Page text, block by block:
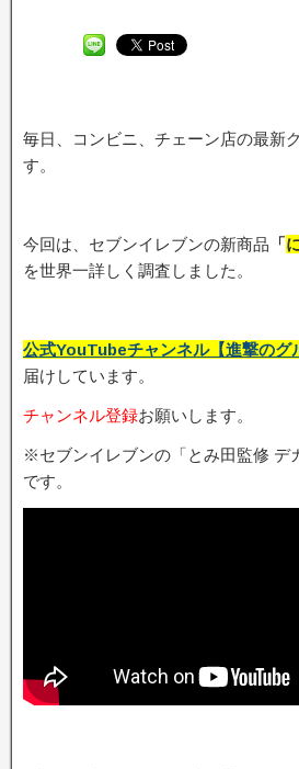
毎日、コンビニ、チェーン店の最新
す。
今回は、セブンイレブンの新商品 「
を世界一詳しく調査しました。
公式YouTubeチャンネル【進撃のグ
届けしています。
チャンネル登録お願いします。
※セブンイレブンの「とみ田監修 デ
です。